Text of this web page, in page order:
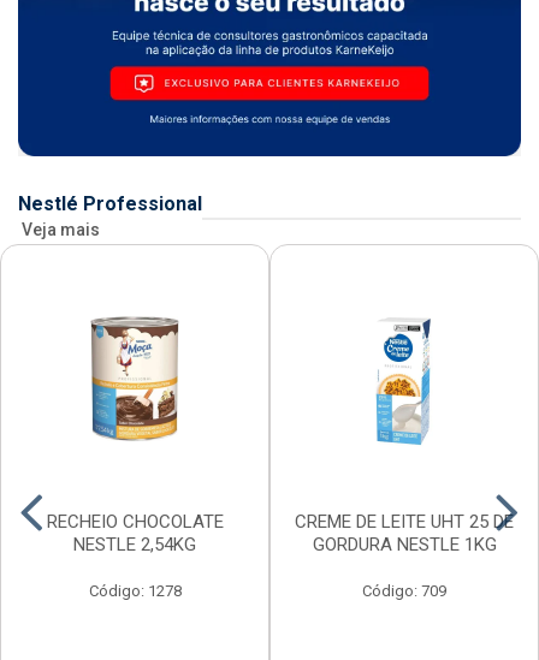
Nestlé Professional
Veja mais
RECHEIO CHOCOLATE
NESTLE 2,54KG
Código: 1278
CREME DE LEITE UHT 25 DE
GORDURA NESTLE 1KG
Código: 709